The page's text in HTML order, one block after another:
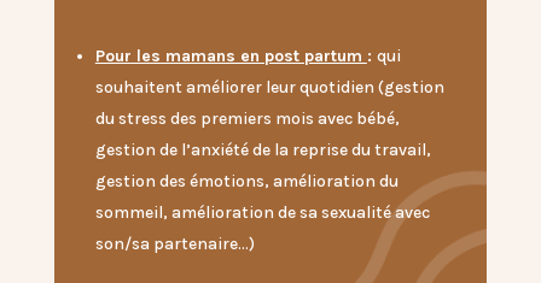
Pour les mamans en post partum : qui
souhaitent améliorer leur quotidien (gestion
du stress des premiers mois avec bébé,
gestion de l’anxiété de la reprise du travail,
gestion des émotions, amélioration du
sommeil, amélioration de sa sexualité avec
son/sa partenaire…)